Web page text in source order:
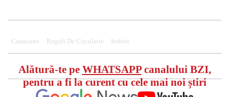
Camioane Reguli De Circulatie Soferii
Alătură-te pe WHATSAPPcanalului BZI,
pentru a fi la curent cu cele mai noi știri